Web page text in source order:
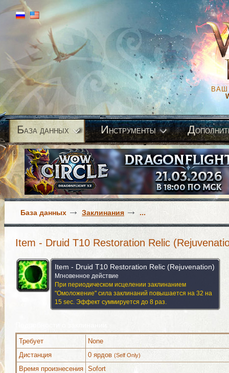
ВАШ
База данных Инструменты Д
База данных Заклинания ...
Item - Druid T10 Restoration Relic
Item - Druid T10 Restoration Relic (Rejuvenation)
Мгновенное действие
При периодическом исцелении заклинанием
"Омоложение" сила заклинаний повышается на 32 на
15 sec. Эффект суммируется до 8 раз.
Требует
None
Дистанция
0 ярдов (Self Only)
Время произнесения Sofort